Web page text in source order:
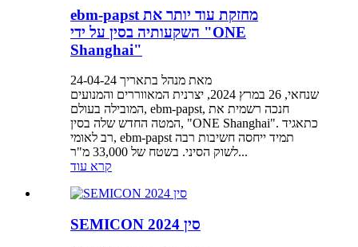
ebm-papst מחזקת עוד יותר את
השקעותיה בסין על ידי "ONE
Shanghai"
מאת מנהל בתאריך 24-04-24
שנחאי, 26 במרץ 2024, יצרנית המאווררים והמנועים
המובילה בעולם, ebm-papst, חנכה רשמית את
המטה החדש שלה בסין, "ONE Shanghai". כתאגיד
רב לאומי, ebm-papst תמיד ייחסה חשיבות רבה
לשוק הסיני. בשטח של 33,000 מ"ר...
קרא עוד
SEMICON סין 2024